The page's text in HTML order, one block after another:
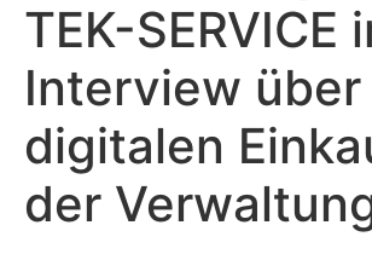
TEK-SERVICE
Interview über
digitalen
der